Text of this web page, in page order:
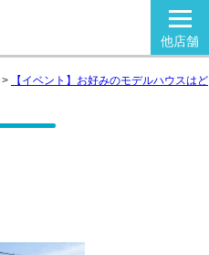
他店舗
> 【イベント】お好みのモデルハウスはど